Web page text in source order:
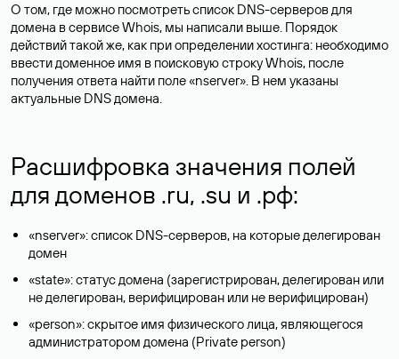
О том, где можно посмотреть список DNS-серверов для
домена в сервисе Whois, мы написали выше. Порядок
действий такой же, как при определении хостинга: необходимо
ввести доменное имя в поисковую строку Whois, после
получения ответа найти поле «nserver». В нем указаны
актуальные DNS домена.
Расшифровка значения полей
для доменов .ru, .su и .рф:
«nserver»: список DNS-серверов, на которые делегирован
домен
«state»: статус домена (зарегистрирован, делегирован или
не делегирован, верифицирован или не верифицирован)
«person»: скрытое имя физического лица, являющегося
администратором домена (Privatе person)